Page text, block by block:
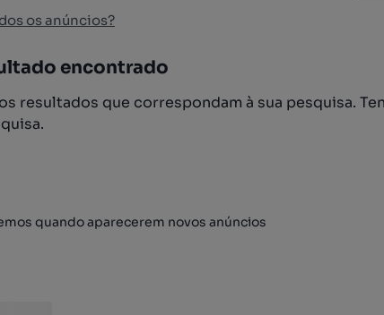
os anúncios?
encontrado
resultados que correspondam à sua pesquisa.
quando aparecerem novos anúncios